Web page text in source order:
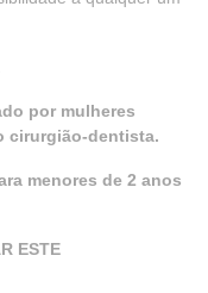
por mulheres
cirurgião-dentista.
menores de 2 anos
ESTE